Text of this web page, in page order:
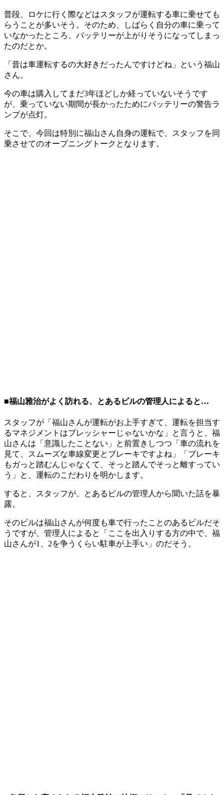
普段、ロケに行く際などはスタッフが運転する車に乗せても
らうことが多いそう。そのため、しばらく自分の車に乗って
いなかったところ、バッテリーが上がりそうになってしまっ
たのだとか。
「昔は車運転するの大好きだったんですけどね」という福山
さん。
今の車は購入してまだ3年ほどしか経っていないそうです
が、乗っていない期間が長かったためにバッテリーの警告ラ
ンプが点灯。
そこで、今回は特別に福山さん自身の運転で、スタッフを同
乗させてのオープニングトークとなります。
■福山雅治がよく訪れる、とあるビルの管理人によると…
スタッフが「福山さんが運転がお上手すぎて、運転を担当す
るマネジメントはプレッシャーじゃないかな」と言うと、福
山さんは「意識したことない」と前置きしつつ「車の流れを
見て、スムーズな車線変更とブレーキですよね」「ブレーキ
もガっと踏むんじゃなくて、そっと踏んでそっと離すってい
う」と、運転のこだわりを明かします。
すると、スタッフが、とあるビルの管理人から聞いた話を暴
露。
そのビルは福山さんが何度も車で行ったことのあるビルだそ
うですが、管理人によると「ここを出入りする方の中で、福
山さんが1、2を争うくらい駐車が上手い」のだそう。